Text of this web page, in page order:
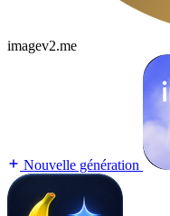
imagev2.me
Nouvelle génération